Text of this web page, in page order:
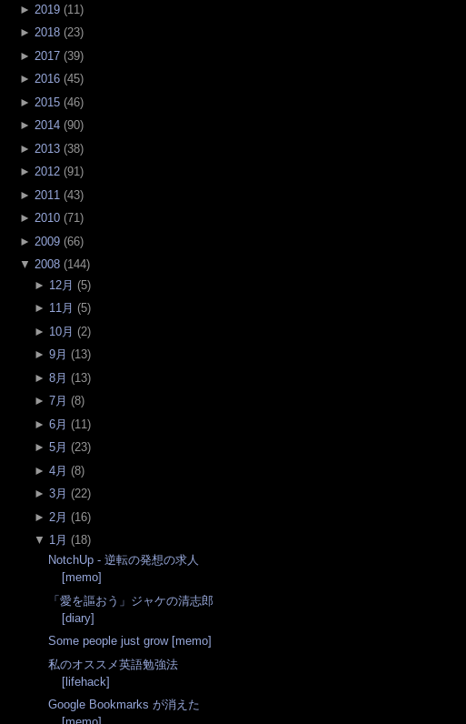
► 2019 (11 )
► 2018 (23)
► 2017 (39)
► 2016 (45)
► 2015 (46)
► 2014 (90)
► 2013 (38)
► 2012 (91)
► 2011 (43)
► 2010 (71)
► 2009 (66)
▼ 2008 (144)
► 12月 (5)
► 11月 (5)
► 10月 (2)
► 9月 (13)
► 8月 (13)
► 7月 (8)
► 6月 (11)
► 5月 (23)
► 4月 (8)
► 3月 (22)
► 2月 (16)
▼ 1月 (18)
NotchUp - 逆転の発想の求人
[memo]
「愛を謳おう」ジャケの清志郎
[diary]
Some people just grow [memo]
私のオススメ英語勉強法
[lifehack]
Google Bookmarks が消えた